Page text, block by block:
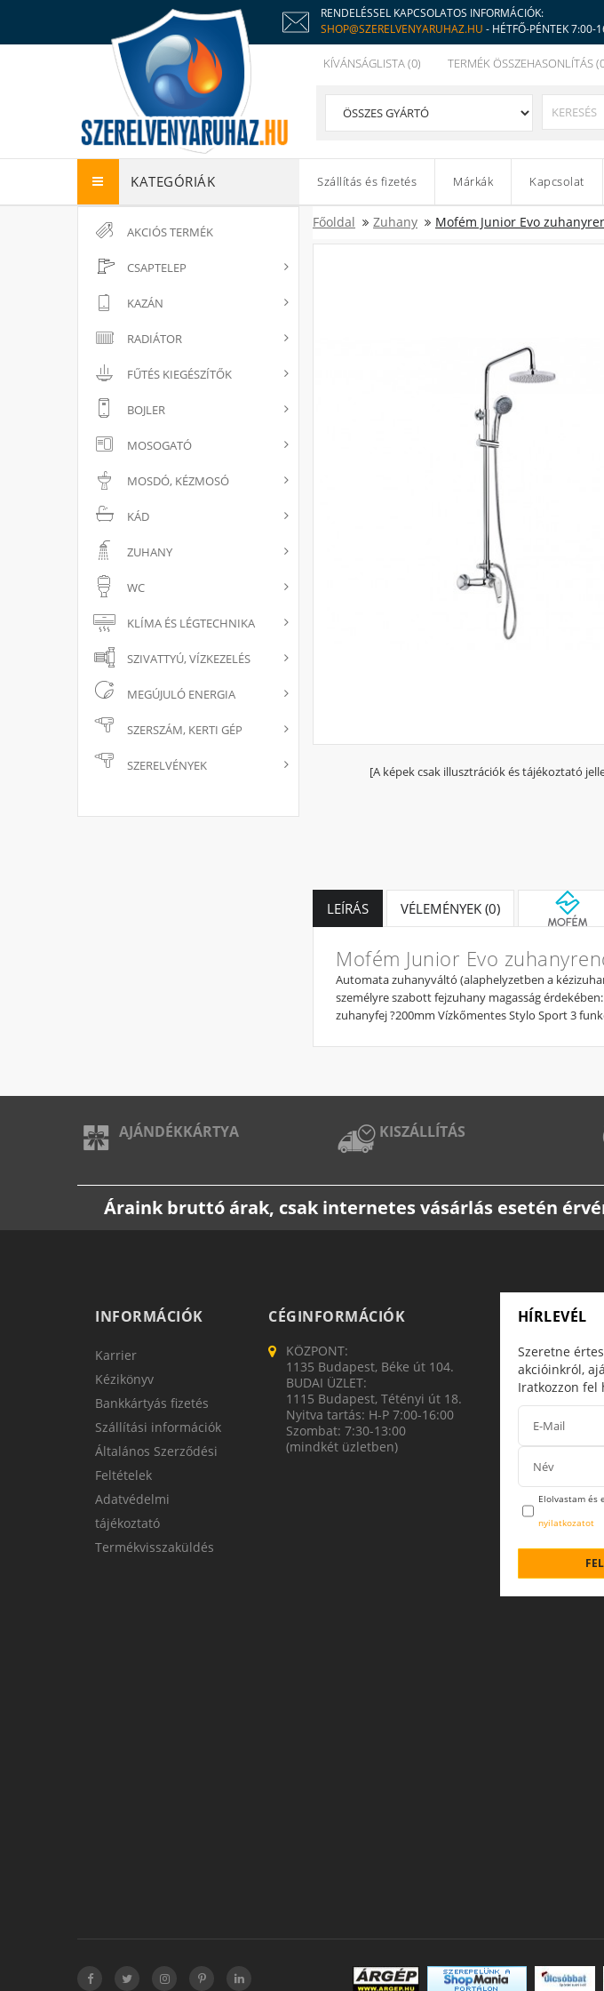
RENDELÉSSEL KAPCSOLATOS INFORMÁCIÓK:
SHOP@SZERELVENYARUHAZ.HU - HÉTFŐ-PÉNTEK 7:00-
KÍVÁNSÁGLISTA (0) TERMÉK ÖSSZEHASONLÍTÁS
KATEGÓRIÁK Szállítás és fizetés Márkák Kapcsolat
AKCIÓS TERMÉK
CSAPTELEP
KAZÁN
RADIÁTOR
FŰTÉS KIEGÉSZÍTŐK
BOJLER
MOSOGATÓ
MOSDÓ, KÉZMOSÓ
KÁD
ZUHANY
WC
KLÍMA ÉS LÉGTECHNIKA
SZIVATTYÚ, VÍZKEZELÉS
MEGÚJULÓ ENERGIA
SZERSZÁM, KERTI GÉP
SZERELVÉNYEK
Főoldal Zuhany Mofém Junior Evo
[A képek csak illusztrációk és tájékoztató
LEÍRÁS VÉLEMÉNYEK (0)
Mofém Junior Evo
Automata zuhanyváltó (alaphelyzetben a
személyre szabott fejzuhany magasság
zuhanyfej ?200mm Vízkőmentes Stylo Sport 3
AJÁNDÉKKÁRTYA KISZÁLLÍTÁS
Áraink bruttó árak, csak internetes vásárlás esetén
INFORMÁCIÓK
Karrier
Kézikönyv
Bankkártyás fizetés
Szállítási információk
Általános Szerződési
Feltételek
Adatvédelmi
tájékoztató
Termékvisszaküldés
CÉGINFORMÁCIÓK
KÖZPONT:
1135 Budapest, Béke út 104.
BUDAI ÜZLET:
1115 Budapest, Tétényi út 18.
Nyitva tartás: H-P 7:00-16:00
Szombat: 7:30-13:00
(mindkét üzletben)
HÍRLEVÉL
Szeretne
akcióinkról,
Iratkozzon fel
Elolvastam és
nyilatkozatot